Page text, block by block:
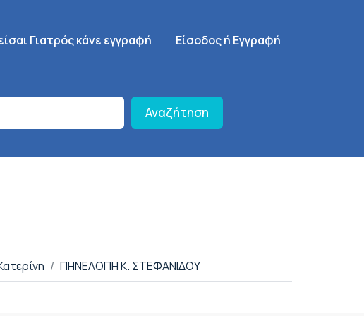
πλοήγηση
Γιατρός κάνε εγγραφή SignUp Menu
Είσοδος ή Εγγραφή
Αναζήτηση
ΠΗΝΕΛΟΠΗ Κ. ΣΤΕΦΑΝΙΔΟΥ